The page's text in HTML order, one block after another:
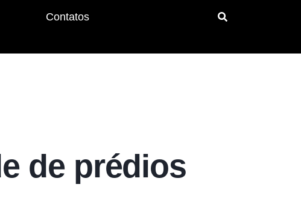
Contatos
de prédios